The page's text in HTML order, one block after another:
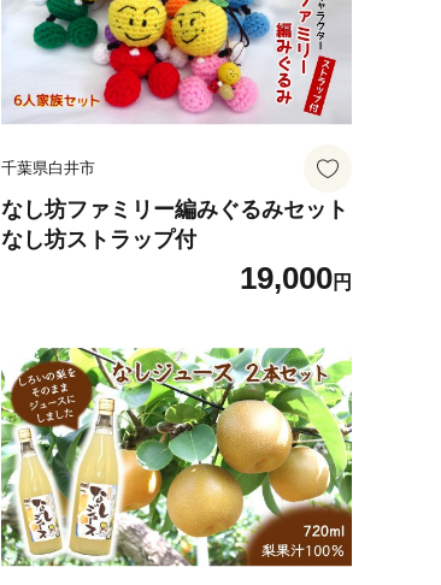
千葉県白井市
なし坊ファミリー編みぐるみセット
なし坊ストラップ付
19,000円